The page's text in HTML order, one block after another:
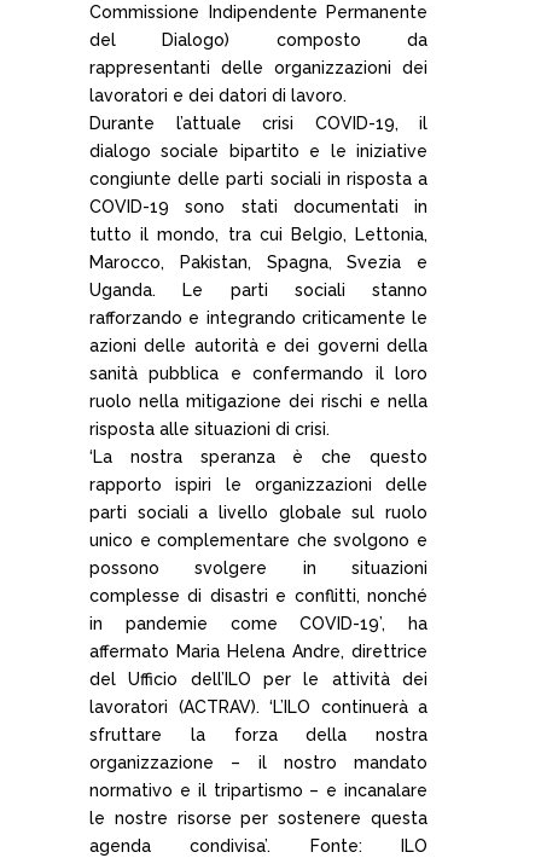
Commissione Indipendente Permanente
del Dialogo) composto da
rappresentanti delle organizzazioni dei
lavoratori e dei datori di lavoro.
Durante l’attuale crisi COVID-19, il
dialogo sociale bipartito e le iniziative
congiunte delle parti sociali in risposta a
COVID-19 sono stati documentati in
tutto il mondo, tra cui Belgio, Lettonia,
Marocco, Pakistan, Spagna, Svezia e
Uganda. Le parti sociali stanno
rafforzando e integrando criticamente le
azioni delle autorità e dei governi della
sanità pubblica e confermando il loro
ruolo nella mitigazione dei rischi e nella
risposta alle situazioni di crisi.
‘La nostra speranza è che questo
rapporto ispiri le organizzazioni delle
parti sociali a livello globale sul ruolo
unico e complementare che svolgono e
possono svolgere in situazioni
complesse di disastri e conflitti, nonché
in pandemie come COVID-19’, ha
affermato Maria Helena Andre, direttrice
del Ufficio dell’ILO per le attività dei
lavoratori (ACTRAV). ‘L’ILO continuerà a
sfruttare la forza della nostra
organizzazione – il nostro mandato
normativo e il tripartismo – e incanalare
le nostre risorse per sostenere questa
agenda condivisa’. Fonte: ILO